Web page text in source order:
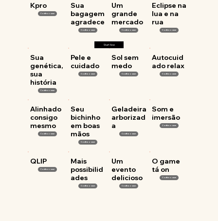
Kpro
Confira o case
Sua
bagagem
agradece
Confira o case
Um
grande
mercado
Confira o case
Eclipse na
lua e na
rua
Confira o case
Sua
genética,
sua
história
Confira o case
Pele e
cuidado
Confira o case
Sol sem
medo
Confira o case
Autocuid
ado relax
Confira o case
Alinhado
consigo
mesmo
Confira o case
Seu
bichinho
em boas
mãos
Confira o case
Geladeira
arborizad
a
Confira o case
Som e
imersão
Confira o case
QLIP
Confira o case
Mais
possibilid
ades
Confira o case
Um
evento
delicioso
Confira o case
O game
tá on
Confira o case
Start Now